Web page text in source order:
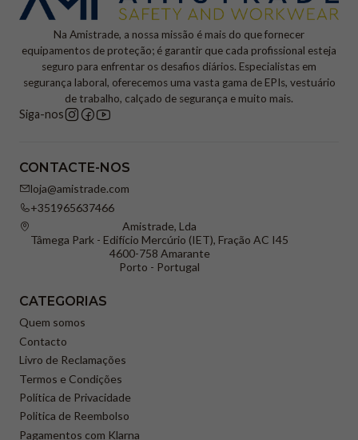
Na Amistrade, a nossa missão é mais do que fornecer
equipamentos de proteção; é garantir que cada profissional esteja
seguro para enfrentar os desafios diários. Especialistas em
segurança laboral, oferecemos uma vasta gama de EPIs, vestuário
de trabalho, calçado de segurança e muito mais.
Siga-nos
CONTACTE-NOS
loja@amistrade.com
+351965637466
Amistrade, Lda
Tâmega Park - Edifício Mercúrio (IET), Fração AC I45
4600-758 Amarante
Porto - Portugal
CATEGORIAS
Quem somos
Contacto
Livro de Reclamações
Termos e Condições
Política de Privacidade
Politica de Reembolso
Pagamentos com Klarna